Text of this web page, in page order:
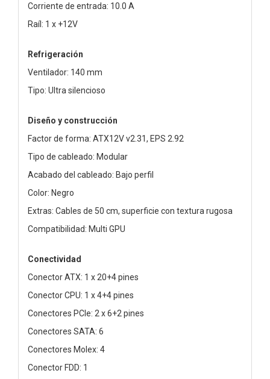
Corriente de entrada: 10.0 A
Raíl: 1 x +12V
Refrigeración
Ventilador: 140 mm
Tipo: Ultra silencioso
Diseño y construcción
Factor de forma: ATX12V v2.31, EPS 2.92
Tipo de cableado: Modular
Acabado del cableado: Bajo perfil
Color: Negro
Extras: Cables de 50 cm, superficie con textura rugosa
Compatibilidad: Multi GPU
Conectividad
Conector ATX: 1 x 20+4 pines
Conector CPU: 1 x 4+4 pines
Conectores PCIe: 2 x 6+2 pines
Conectores SATA: 6
Conectores Molex: 4
Conector FDD: 1